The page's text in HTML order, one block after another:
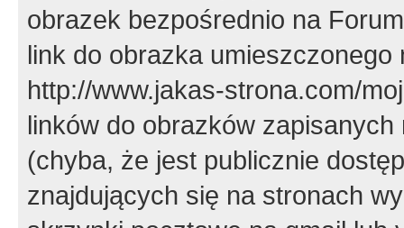
obrazek bezpośrednio na
link do obrazka
http://www.jakas-strona.com/
linków do obrazków
(chyba, że jest publicznie
znajdujących się na stronach